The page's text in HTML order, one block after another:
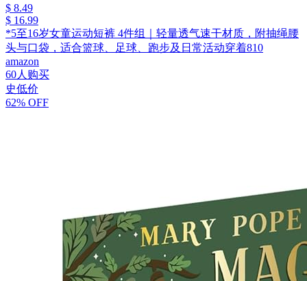
$ 8.49
$ 16.99
*5至16岁女童运动短裤 4件组｜轻量透气速干材质，附抽绳腰
头与口袋，适合篮球、足球、跑步及日常活动穿着810
amazon
60人购买
史低价
62% OFF